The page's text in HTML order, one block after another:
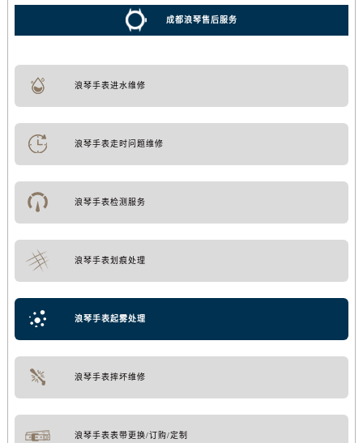
成都浪琴售后服务
浪琴手表进水维修
浪琴手表走时问题维修
浪琴手表检测服务
浪琴手表划痕处理
浪琴手表起雾处理
浪琴手表摔坏维修
浪琴手表表带更换/订购/定制